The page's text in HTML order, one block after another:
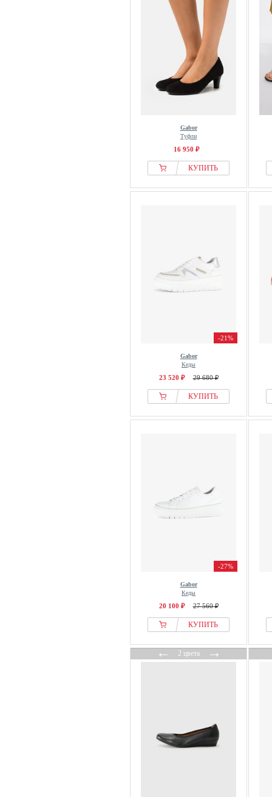
Gabor
Туфли
16 950 ₽
КУПИТЬ
-21%
Gabor
Кеды
23 520 ₽ 29 680 ₽
КУПИТЬ
-27%
Gabor
Кеды
20 100 ₽ 27 560 ₽
КУПИТЬ
←2 цвета→